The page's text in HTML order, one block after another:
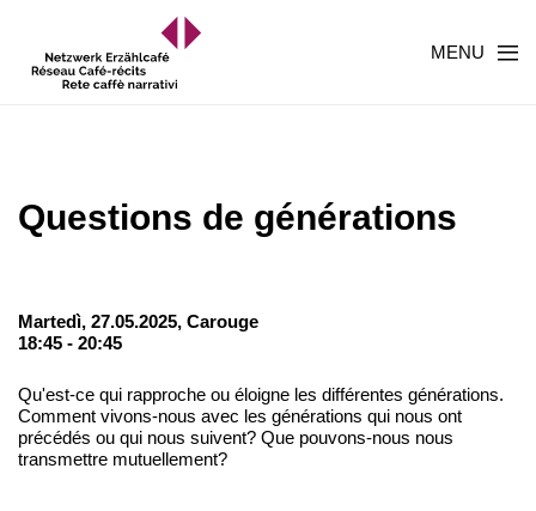
MENU
Questions de générations
Martedì, 27.05.2025, Carouge
18:45 - 20:45
Qu'est-ce qui rapproche ou éloigne les différentes générations.
Comment vivons-nous avec les générations qui nous ont
précédés ou qui nous suivent? Que pouvons-nous nous
transmettre mutuellement?